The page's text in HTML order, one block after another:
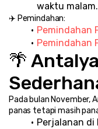
waktu malam.
✈️ Pemindahan:
Pemindahan
Pemindahan
🌴
Pada bulan November,
panas tetapi masih
Perjalanan di